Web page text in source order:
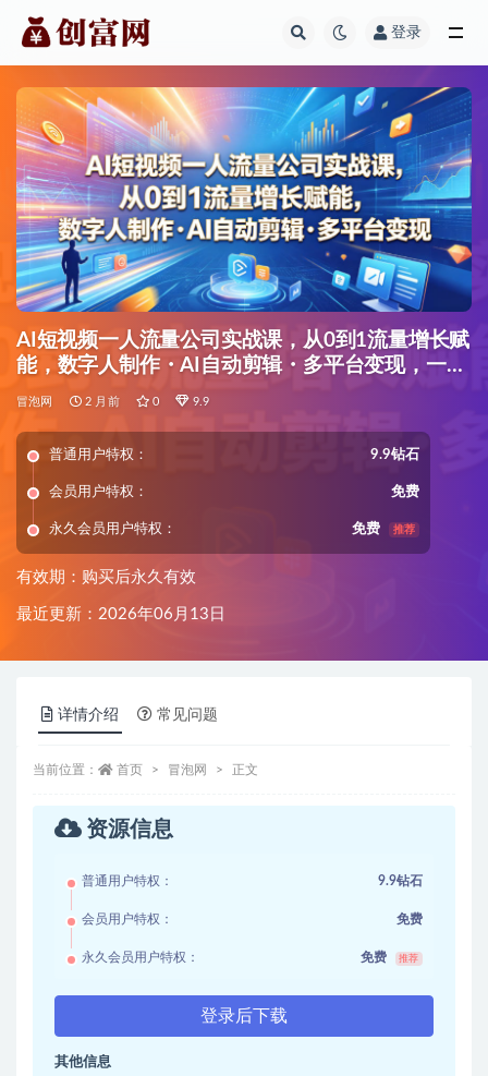
登录
AI短视频一人流量公司实战课，从0到1流量增长赋
能，数字人制作・AI自动剪辑・多平台变现，一人
做流量生意全落地教程
冒泡网 2 月前 0 9.9
普通用户特权： 9.9钻石
会员用户特权： 免费
永久会员用户特权： 免费 推荐
有效期：购买后永久有效
最近更新：2026年06月13日
详情介绍 常见问题
当前位置： 首页 冒泡网 正文
资源信息
普通用户特权： 9.9钻石
会员用户特权： 免费
永久会员用户特权： 免费 推荐
登录后下载
其他信息